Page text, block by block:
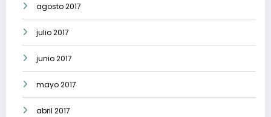
agosto 2017
julio 2017
junio 2017
mayo 2017
abril 2017